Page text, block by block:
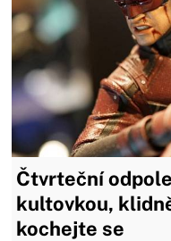
Čtvrteční
kultovkou,
kochejte se